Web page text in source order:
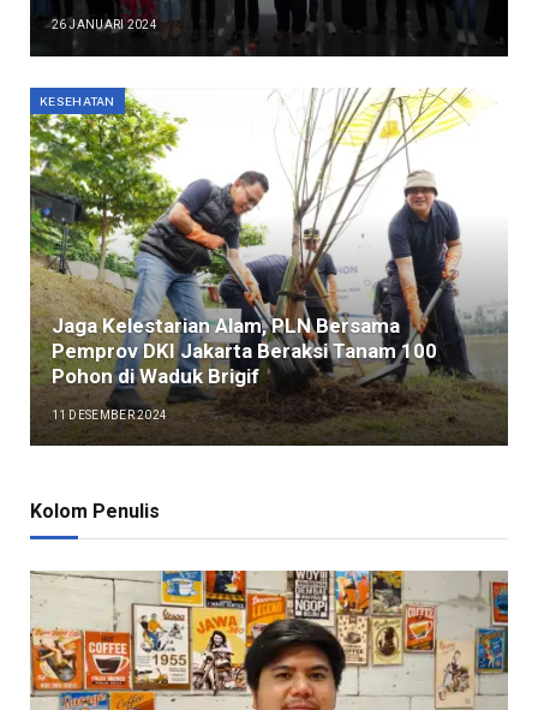
26 JANUARI 2024
KESEHATAN
Jaga Kelestarian Alam, PLN Bersama
Pemprov DKI Jakarta Beraksi Tanam 100
Pohon di Waduk Brigif
11 DESEMBER 2024
Kolom Penulis